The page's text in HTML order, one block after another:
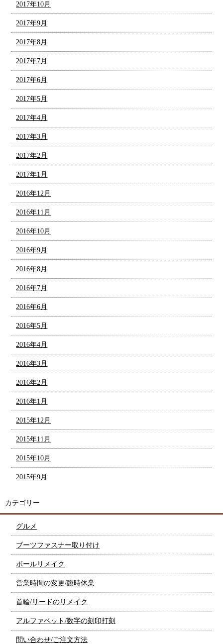
2017年10月
2017年9月
2017年8月
2017年7月
2017年6月
2017年5月
2017年4月
2017年3月
2017年2月
2017年1月
2016年12月
2016年11月
2016年10月
2016年9月
2016年8月
2016年7月
2016年6月
2016年5月
2016年4月
2016年3月
2016年2月
2016年1月
2015年12月
2015年11月
2015年10月
2015年9月
カテゴリー
グルメ
ブーツファスナー取り付け
ボールリメイク
営業時間の変更/臨時休業
首輪/リードのリメイク
アルファベット/数字の刻印打刻
問い合わせ/ご注文方法